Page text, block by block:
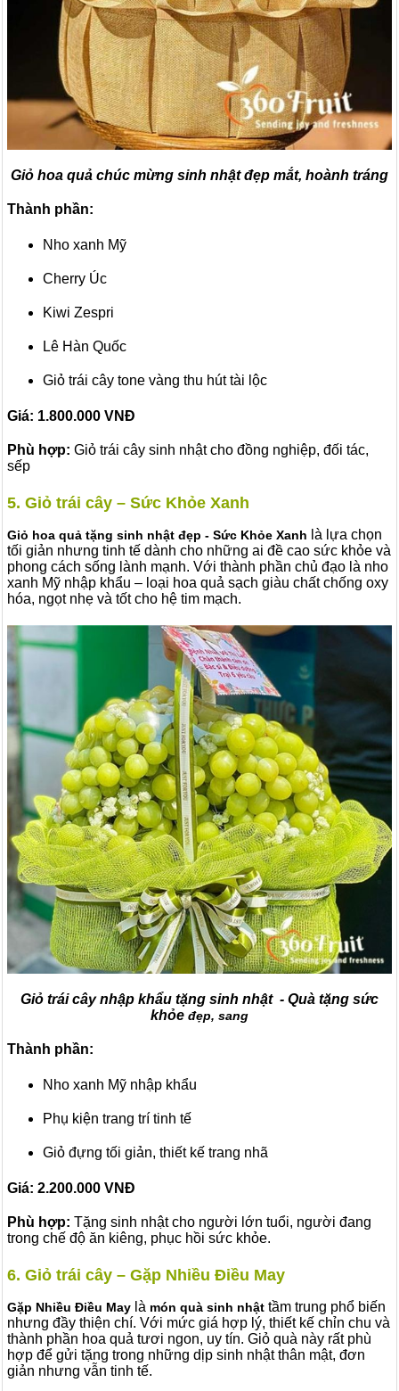
Giỏ hoa quả chúc mừng sinh nhật đẹp mắt, hoành tráng
Thành phần:
Nho xanh Mỹ
Cherry Úc
Kiwi Zespri
Lê Hàn Quốc
Giỏ trái cây tone vàng thu hút tài lộc
Giá: 1.800.000 VNĐ
Phù hợp: Giỏ trái cây sinh nhật cho đồng nghiệp, đối tác,
sếp
5. Giỏ trái cây – Sức Khỏe Xanh
Giỏ hoa quả tặng sinh nhật đẹp - Sức Khỏe Xanh là lựa chọn
tối giản nhưng tinh tế dành cho những ai đề cao sức khỏe và
phong cách sống lành mạnh. Với thành phần chủ đạo là nho
xanh Mỹ nhập khẩu – loại hoa quả sạch giàu chất chống oxy
hóa, ngọt nhẹ và tốt cho hệ tim mạch.
Giỏ trái cây nhập khẩu tặng sinh nhật - Quà tặng sức
khỏe đẹp, sang
Thành phần:
Nho xanh Mỹ nhập khẩu
Phụ kiện trang trí tinh tế
Giỏ đựng tối giản, thiết kế trang nhã
Giá: 2.200.000 VNĐ
Phù hợp: Tặng sinh nhật cho người lớn tuổi, người đang
trong chế độ ăn kiêng, phục hồi sức khỏe.
6. Giỏ trái cây – Gặp Nhiều Điều May
Gặp Nhiều Điều May là món quà sinh nhật tầm trung phổ biến
nhưng đầy thiện chí. Với mức giá hợp lý, thiết kế chỉn chu và
thành phần hoa quả tươi ngon, uy tín. Giỏ quà này rất phù
hợp để gửi tặng trong những dịp sinh nhật thân mật, đơn
giản nhưng vẫn tinh tế.